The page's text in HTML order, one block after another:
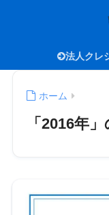
法人クレ
ホーム
「2016年